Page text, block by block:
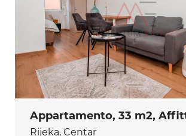
Rijeka, Centar